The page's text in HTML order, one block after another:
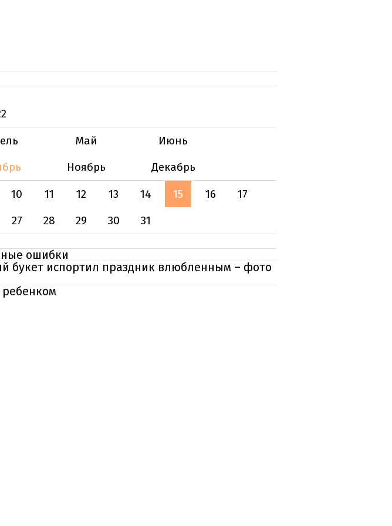
Май
Июнь
Ноябрь
Декабрь
10 11 12 13 14 15 16
17
27 28 29 30 31
ошибки
букет испортил праздник влюбленным – фото